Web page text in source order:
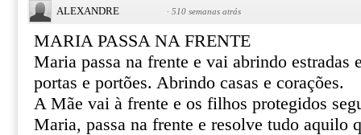
ALEXANDRE · 510 semanas atrás
MARIA PASSA NA FRENTE
Maria passa na frente e vai abrindo estradas
portas e portões. Abrindo casas e corações.
A Mãe vai à frente e os filhos protegidos
Maria, passa na frente e resolve tudo aquilo